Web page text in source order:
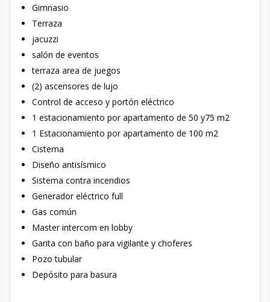
Gimnasio
Terraza
jacuzzi
salón de eventos
terraza area de juegos
(2) ascensores de lujo
Control de acceso y portón eléctrico
1 estacionamiento por apartamento de 50 y75 m2
1 Estacionamiento por apartamento de 100 m2
Cisterna
Diseño antisísmico
Sistema contra incendios
Generador eléctrico full
Gas común
Master intercom en lobby
Garita con baño para vigilante y choferes
Pozo tubular
Depósito para basura